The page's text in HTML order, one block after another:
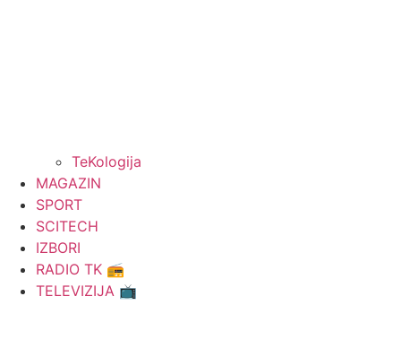
TeKologija
MAGAZIN
SPORT
SCITECH
IZBORI
RADIO TK 📻
TELEVIZIJA 📺